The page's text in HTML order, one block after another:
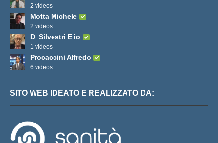
2 videos
Motta Michele
2 videos
Di Silvestri Elio
1 videos
Procaccini Alfredo
6 videos
SITO WEB IDEATO E REALIZZATO DA: